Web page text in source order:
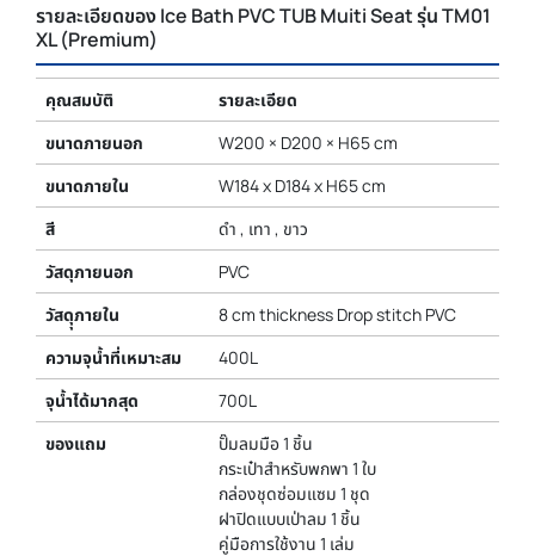
รายละเอียดของ Ice Bath PVC TUB Muiti Seat รุ่น TM01
XL (Premium)
คุณสมบัติ
รายละเอียด
ขนาดภายนอก
W200 × D200 × H65 cm
ขนาดภายใน
W184 x D184 x H65 cm
สี
ดำ , เทา , ขาว
วัสดุภายนอก
PVC
วัสดุุภายใน
8 cm thickness Drop stitch PVC
ความจุน้ำที่เหมาะสม
400L
จุน้ำได้มากสุด
700L
ของแถม
ปั๊มลมมือ 1 ชิ้น
กระเป๋าสำหรับพกพา 1 ใบ
กล่องชุดซ่อมแซม 1 ชุด
ฝาปิดแบบเป่าลม 1 ชิ้น
คู่มือการใช้งาน 1 เล่ม